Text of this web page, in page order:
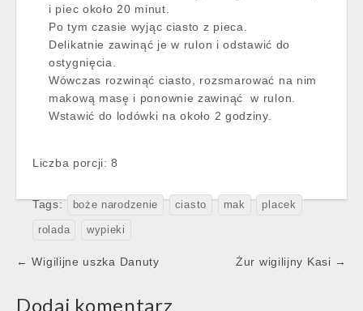
i piec około 20 minut.
Po tym czasie wyjąc ciasto z pieca.
Delikatnie zawinąć je w rulon i odstawić do
ostygnięcia.
Wówczas rozwinąć ciasto, rozsmarować na nim
makową masę i ponownie zawinąć w rulon.
Wstawić do lodówki na około 2 godziny.
Liczba porcji: 8
Tags: boże narodzenie ciasto mak placek
rolada wypieki
Post
← Wigilijne uszka Danuty Żur wigilijny Kasi →
Dodaj komentarz